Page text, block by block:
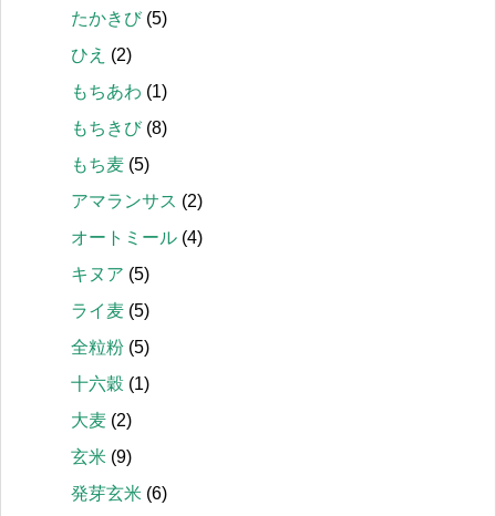
たかきび(5)
ひえ (2)
もちあわ (1)
もちきび(8)
もち麦 (5)
アマランサス (2)
オートミール (4)
キヌア (5)
ライ麦 (5)
全粒粉 (5)
十六穀 (1)
大麦 (2)
玄米 (9)
発芽玄米 (6)